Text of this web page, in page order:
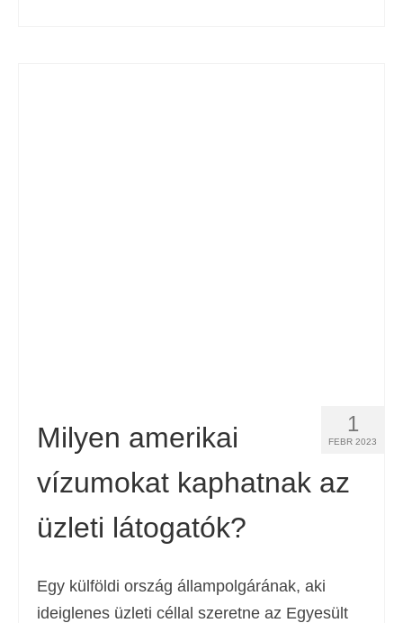
1
FEBR 2023
Milyen amerikai
vízumokat kaphatnak az
üzleti látogatók?
Egy külföldi ország állampolgárának, aki
ideiglenes üzleti céllal szeretne az Egyesült